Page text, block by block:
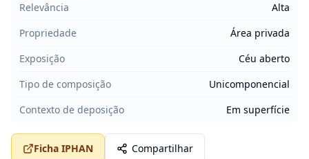
Relevância
Alta
Propriedade
Área privada
Exposição
Céu aberto
Tipo de composição
Unicomponencial
Contexto de deposição
Em superfície
Ficha IPHAN Compartilhar